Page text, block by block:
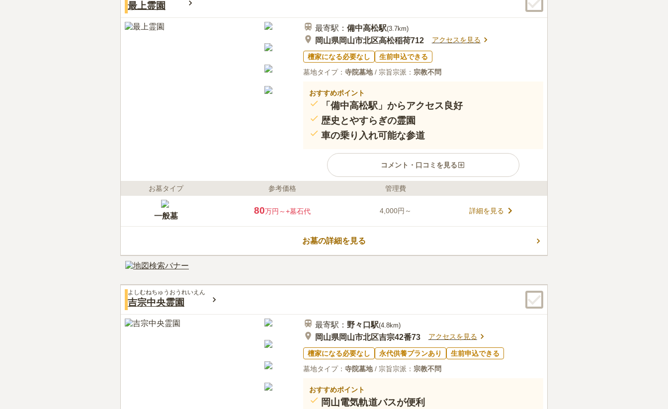
最上霊園
最寄駅： 備中高松駅(3.7km)
岡山県岡山市北区高松稲荷712 アクセスを見る
檀家になる必要なし
生前申込できる
墓地タイプ： 寺院墓地/ 宗旨宗派： 宗教不問
おすすめポイント
「備中高松駅」からアクセス良好
歴史とやすらぎの霊園
車の乗り入れ可能な参道
コメント・口コミを見る
ライフドット編集部のコメント
する安心の霊園です。 宗旨や宗派を問わず、石材店の指定もな
いため、ご希望に合わせた自由なデザインのお墓を建立できま
す。 さらに建墓予定のない方でもお申し込みいただけるので、
終活をお考えの方にも安心しておすすめできる霊園です。
30代女性
大きな霊園なので見晴らしはいいと思います。売店などもある
のでたまに立ち寄ったりします。それほど山深くはないので、車で少し
口コミの続きを読む
お墓タイプ 参考価格 管理費
一般墓
80万円～+墓石代 4,000円～ 詳細を見る
お墓の詳細を見る
よしむねちゅうおうれいえん
吉宗中央霊園
最寄駅： 野々口 駅(4.8km)
岡山県岡山市北区吉宗42番73 アクセスを見る
檀家になる必要なし 永代供養プランあり
生前申込できる
墓地タイプ： 寺院墓地/ 宗旨宗派： 宗教不問
おすすめポイント
岡山電気軌道バスが便利